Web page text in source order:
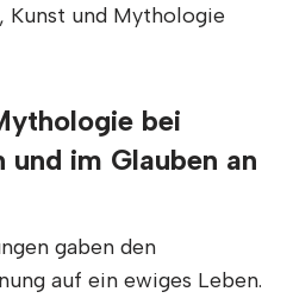
Kunst und Mythologie
bei
und im Glauben an
gaben den
auf ein ewiges Leben.